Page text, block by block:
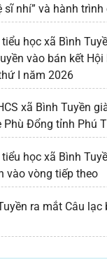
sĩ nhí” và hành
học xã Bình
vào bán kết
I năm 2026
xã Bình Tuyền
Đổng tỉnh Phú
học xã Bình
vào vòng tiếp theo
ra mắt Câu lạc